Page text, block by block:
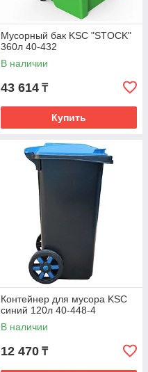
Мусорный бак KSC "STOCK"
360л 40-432
В наличии
43 614 ₸
Купить
Контейнер для мусора KSC
синий 120л 40-448-4
В наличии
12 470 ₸